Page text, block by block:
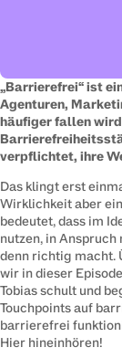
„Barrierefrei“ ist
Agenturen,
häufiger fallen
verpflichtet, ihre
Das klingt erst
Wirklichkeit aber
bedeutet, dass im
nutzen, in Anspruch
denn richtig macht.
wir in dieser
Tobias schult und
Touchpoints auf
barrierefrei
Hier hineinhören!